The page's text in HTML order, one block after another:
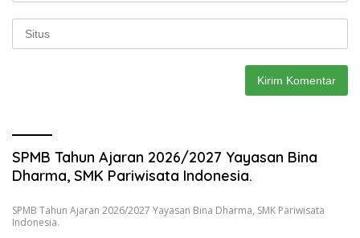
SPMB Tahun Ajaran 2026/2027 Yayasan Bina
Dharma, SMK Pariwisata Indonesia.
SPMB Tahun Ajaran 2026/2027 Yayasan Bina Dharma, SMK Pariwisata
Indonesia.